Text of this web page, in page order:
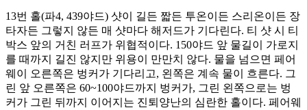
13번 홀(파4, 439야드) 샷이 길든 짧든 투온이든 스리온이든 장
타자든 그렇지 않든 매 샷마다 해저드가 기다린다. 티 샷 시 티
박스 앞의 거친 러프가 위협적이다. 150야드 앞 물길이 가로지
를 때까지 길진 않지만 위용이 만만치 않다. 물을 넘으면 페어
웨이 오른쪽은 벙커가 기다리고, 왼쪽은 계속 물이 흐른다. 그
린 앞 오른쪽은 60~100야드까지 벙커가, 그린 왼쪽으로는 벙
커가 그린 뒤까지 이어지는 진퇴양난의 심란한 홀이다. 페어웨